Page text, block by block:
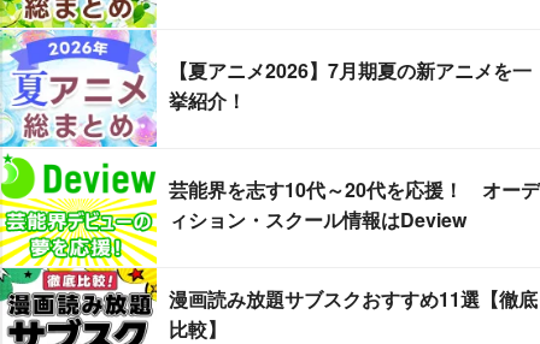
【夏アニメ2026】7月期夏の新アニメを一
挙紹介！
芸能界を志す10代～20代を応援！ オーデ
ィション・スクール情報はDeview
漫画読み放題サブスクおすすめ11選【徹底
比較】